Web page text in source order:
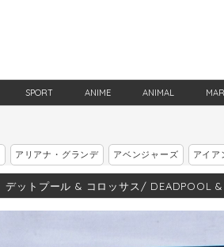
SPORT ANIME ANIMAL
アリアナ・グランデ アベンジャーズ アイア
デットプール & コロッサス/ DEADPOOL